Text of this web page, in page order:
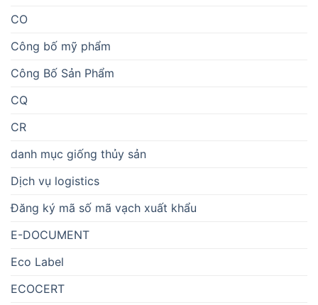
CO
Công bố mỹ phẩm
Công Bố Sản Phẩm
CQ
CR
danh mục giống thủy sản
Dịch vụ logistics
Đăng ký mã số mã vạch xuất khẩu
E-DOCUMENT
Eco Label
ECOCERT